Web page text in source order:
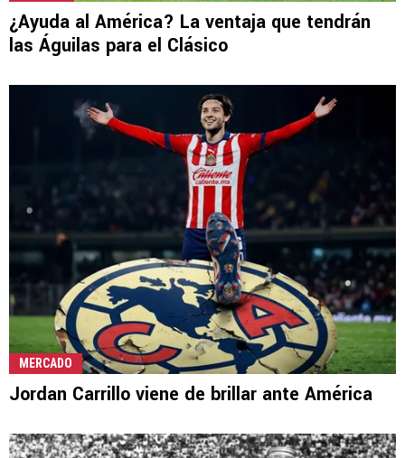
¿Ayuda al América? La ventaja que tendrán
las Águilas para el Clásico
MERCADO
Jordan Carrillo viene de brillar ante América